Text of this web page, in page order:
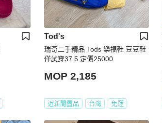
Tod's
瑞奇二手精品 Tods 樂福鞋 豆豆鞋
僅試穿37.5 定價25000
MOP 2,185
近新閒置品 台灣 免運